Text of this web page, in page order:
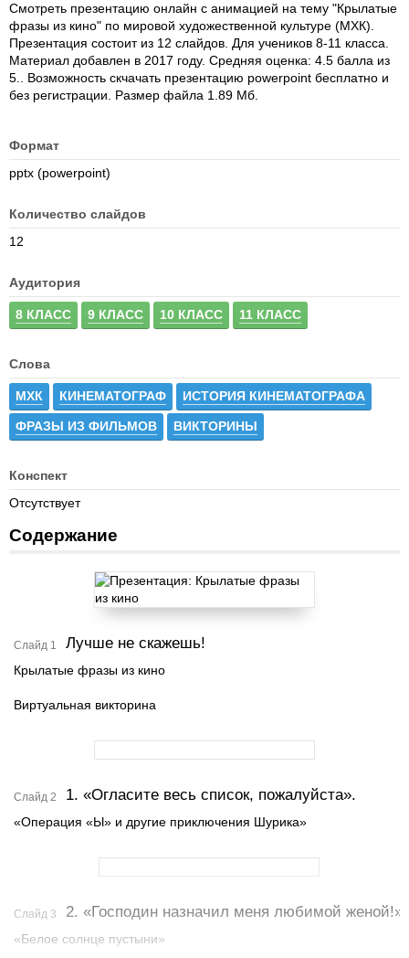
Смотреть презентацию онлайн с анимацией на тему "Крылатые
фразы из кино" по мировой художественной культуре (МХК).
Презентация состоит из 12 слайдов. Для учеников 8-11 класса.
Материал добавлен в 2017 году. Средняя оценка: 4.5 балла из
5.. Возможность скчачать презентацию powerpoint бесплатно и
без регистрации. Размер файла 1.89 Мб.
Формат
pptx (powerpoint)
Количество слайдов
12
Аудитория
8 КЛАСС 9 КЛАСС 10 КЛАСС 11 КЛАСС
Слова
МХК КИНЕМАТОГРАФ ИСТОРИЯ КИНЕМАТОГРАФА
ФРАЗЫ ИЗ ФИЛЬМОВ ВИКТОРИНЫ
Конспект
Отсутствует
Содержание
Слайд 1 Лучше не скажешь!
Крылатые фразы из кино
Виртуальная викторина
Слайд 2 1. «Огласите весь список, пожалуйста».
«Операция «Ы» и другие приключения Шурика»
Слайд 3 2. «Господин назначил меня любимой женой!»
«Белое солнце пустыни»